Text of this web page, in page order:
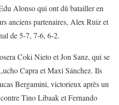
Alonso qui ont dû batailler en
anciens partenaires, Alex Ruiz et
de 5-7, 7-6, 6-2.
Coki Nieto et Jon Sanz, qui se
Capra et Maxi Sánchez. Ils
Bergamini, victorieux après un
Tino Libaak et Fernando